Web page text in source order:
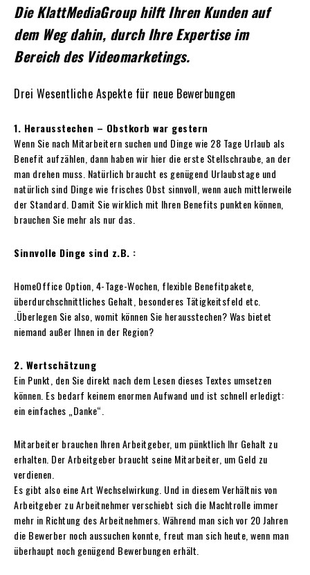
Die KlattMediaGroup hilft Ihren Kunden auf
dem Weg dahin, durch Ihre Expertise im
Bereich des Videomarketings.
Drei Wesentliche Aspekte für neue Bewerbungen
1. Herausstechen – Obstkorb war gestern
Wenn Sie nach Mitarbeitern suchen und Dinge wie 28 Tage Urlaub als
Benefit aufzählen, dann haben wir hier die erste Stellschraube, an der
man drehen muss. Natürlich braucht es genügend Urlaubstage und
natürlich sind Dinge wie frisches Obst sinnvoll, wenn auch mittlerweile
der Standard. Damit Sie wirklich mit Ihren Benefits punkten können,
brauchen Sie mehr als nur das.
Sinnvolle Dinge sind z.B. :
HomeOffice Option, 4-Tage-Wochen, flexible Benefitpakete,
überdurchschnittliches Gehalt, besonderes Tätigkeitsfeld etc.
.Überlegen Sie also, womit können Sie herausstechen? Was bietet
niemand außer Ihnen in der Region?
2. Wertschätzung
Ein Punkt, den Sie direkt nach dem Lesen dieses Textes umsetzen
können. Es bedarf keinem enormen Aufwand und ist schnell erledigt:
ein einfaches „Danke“.
Mitarbeiter brauchen Ihren Arbeitgeber, um pünktlich Ihr Gehalt zu
erhalten. Der Arbeitgeber braucht seine Mitarbeiter, um Geld zu
verdienen.
Es gibt also eine Art Wechselwirkung. Und in diesem Verhältnis von
Arbeitgeber zu Arbeitnehmer verschiebt sich die Machtrolle immer
mehr in Richtung des Arbeitnehmers. Während man sich vor 20 Jahren
die Bewerber noch aussuchen konnte, freut man sich heute, wenn man
überhaupt noch genügend Bewerbungen erhält.